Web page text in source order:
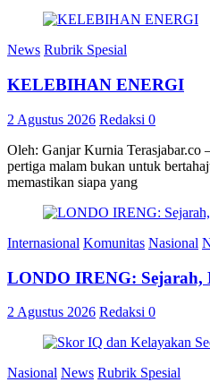
News Rubrik Spesial
KELEBIHAN ENERGI
2 Agustus 2026 Redaksi 0
Oleh: Ganjar Kurnia Terasjabar.co
pertiga malam bukan untuk
memastikan siapa yang
Internasional Komunitas Nasional
LONDO IRENG: Sejarah,
2 Agustus 2026 Redaksi 0
Nasional News Rubrik Spesial